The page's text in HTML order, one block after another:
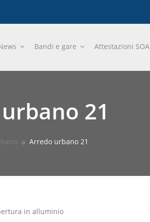
Bandi e gare Attestazioni SOA
21
Arredo urbano 21
in alluminio